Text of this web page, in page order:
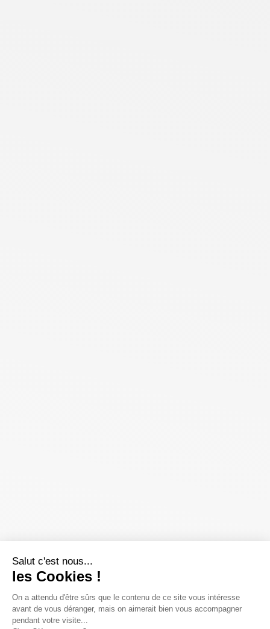
Salut c'est nous...
les Cookies !
On a attendu d'être sûrs que le contenu de ce site vous intéresse
avant de vous déranger, mais on aimerait bien vous accompagner
pendant votre visite...